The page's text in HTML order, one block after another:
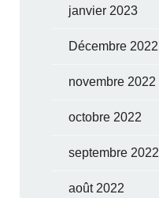
janvier 2023
Décembre 2022
novembre 2022
octobre 2022
septembre 2022
août 2022